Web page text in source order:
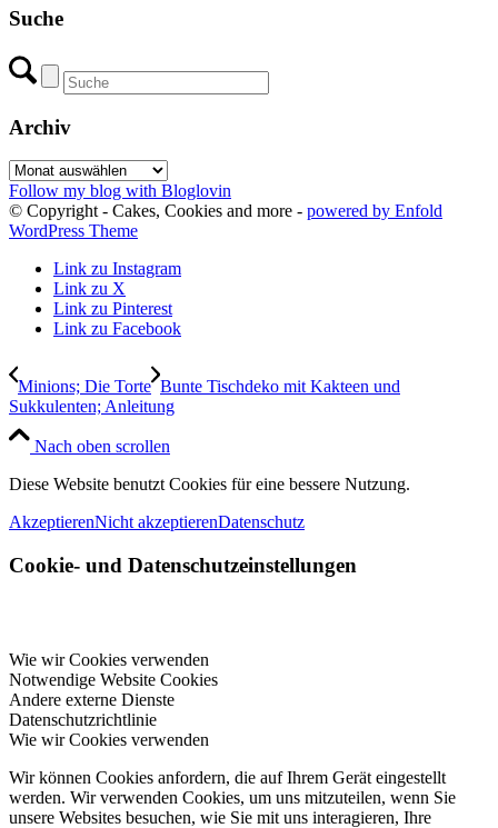
Suche
Archiv
Archiv
Follow my blog with Bloglovin
© Copyright - Cakes, Cookies and more - powered by Enfold
WordPress Theme
Link zu Instagram
Link zu X
Link zu Pinterest
Link zu Facebook
Minions; Die Torte Bunte Tischdeko mit Kakteen und
Sukkulenten; Anleitung
Nach oben scrollen
Diese Website benutzt Cookies für eine bessere Nutzung.
AkzeptierenNicht akzeptierenDatenschutz
Cookie- und Datenschutzeinstellungen
Wie wir Cookies verwenden
Notwendige Website Cookies
Andere externe Dienste
Datenschutzrichtlinie
Wie wir Cookies verwenden
Wir können Cookies anfordern, die auf Ihrem Gerät eingestellt
werden. Wir verwenden Cookies, um uns mitzuteilen, wenn Sie
unsere Websites besuchen, wie Sie mit uns interagieren, Ihre